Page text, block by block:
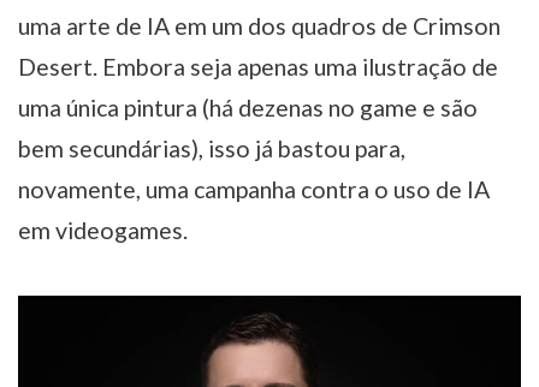
uma arte de IA em um dos quadros de Crimson
Desert. Embora seja apenas uma ilustração de
uma única pintura (há dezenas no game e são
bem secundárias), isso já bastou para,
novamente, uma campanha contra o uso de IA
em videogames.